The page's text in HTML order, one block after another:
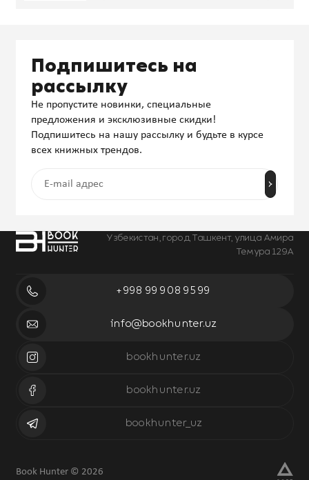
Узбекистан, город Ташкент, улица Амира
Темура 129А
+998 99 908 95 99
info@bookhunter.uz
bookhunter.uz
bookhunter.uz
bookhunter_uz
Подпишитесь на
рассылку
Не пропустите новинки, специальные
предложения и эксклюзивные скидки!
Подпишитесь на нашу рассылку и будьте в курсе
всех книжных трендов.
Book Hunter © 2026